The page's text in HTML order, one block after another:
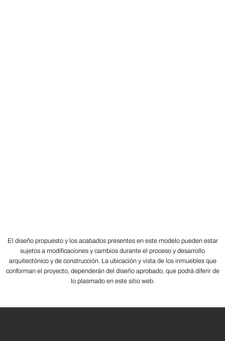
El diseño propuesto y los acabados presentes en este modelo pueden estar
sujetos a modificaciones y cambios durante el proceso y desarrollo
arquitectónico y de construcción. La ubicación y vista de los inmuebles que
conforman el proyecto, dependerán del diseño aprobado, que podrá diferir de
lo plasmado en este sitio web.